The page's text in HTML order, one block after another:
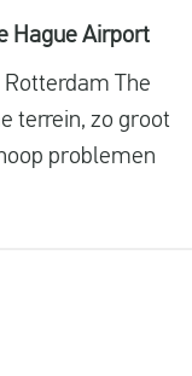
Hague Airport
The
terrein, zo groot
problemen